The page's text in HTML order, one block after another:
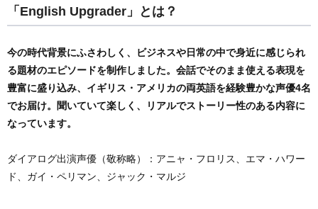
「English Upgrader」とは？
今の時代背景にふさわしく、ビジネスや日常の中で身近に感じられ
る題材のエピソードを制作しました。会話でそのまま使える表現を
豊富に盛り込み、イギリス・アメリカの両英語を経験豊かな声優4名
でお届け。聞いていて楽しく、リアルでストーリー性のある内容に
なっています。
ダイアログ出演声優（敬称略）：アニャ・フロリス、エマ・ハワー
ド、ガイ・ペリマン、ジャック・マルジ